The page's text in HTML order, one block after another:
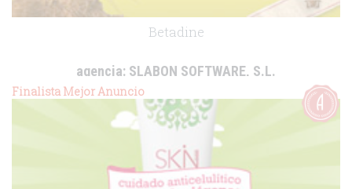
Betadine
agencia: SLABON SOFTWARE, S.L.
Finalista Mejor Anuncio